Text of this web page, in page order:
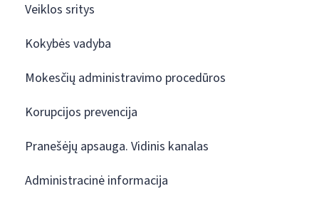
Veiklos sritys
Kokybės vadyba
Mokesčių administravimo procedūros
Korupcijos prevencija
Pranešėjų apsauga. Vidinis kanalas
Administracinė informacija